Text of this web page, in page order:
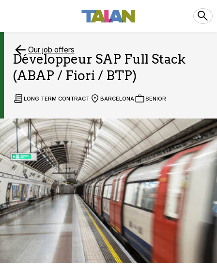
Our job offers
Développeur SAP Full Stack
(ABAP / Fiori / BTP)
LONG TERM CONTRACT BARCELONA SENIOR